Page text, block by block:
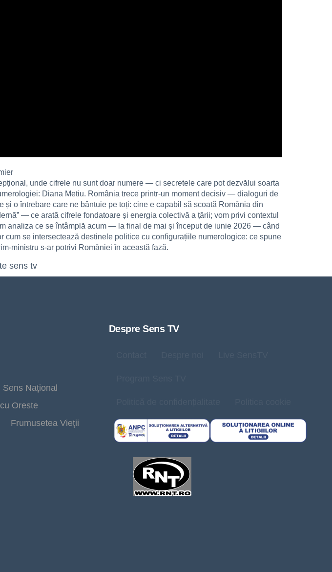
unde cifrele nu sunt doar numere — ci secretele care pot dezvălui soarta
Diana Metiu. România trece printr-un moment decisiv — dialoguri de
o întrebare care ne bântuie pe toți: cine e capabil să scoată România din
— ce arată cifrele fondatoare și energia colectivă a țării; vom privi contextul
analiza ce se întâmplă acum — la final de mai și început de iunie 2026 — când
se intersectează destinele politice cu configurațiile numerologice: ce spune
s-ar potrivi României în această fază.
sens tv
Sens Național
Oreste
Frumusetea Vieții
Despre Sens TV